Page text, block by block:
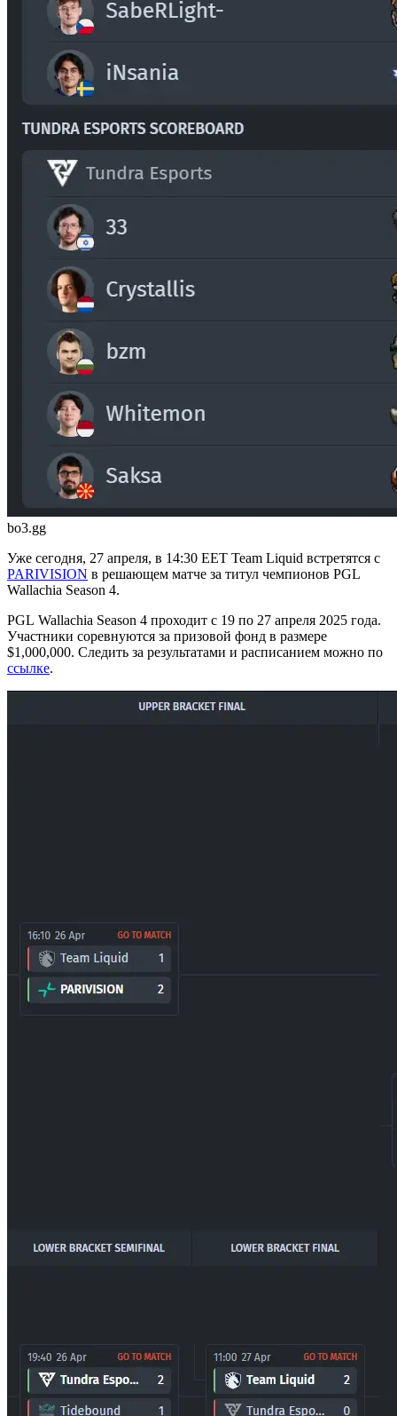
bo3.gg
Уже сегодня, 27 апреля, в 14:30 EET Team Liquid встретятся с
PARIVISION в решающем матче за титул чемпионов PGL
Wallachia Season 4.
PGL Wallachia Season 4 проходит с 19 по 27 апреля 2025 года.
Участники соревнуются за призовой фонд в размере
$1,000,000. Следить за результатами и расписанием можно по
ссылке.